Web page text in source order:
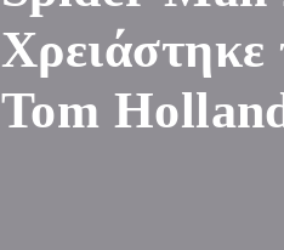
Χρειάστηκε
Tom